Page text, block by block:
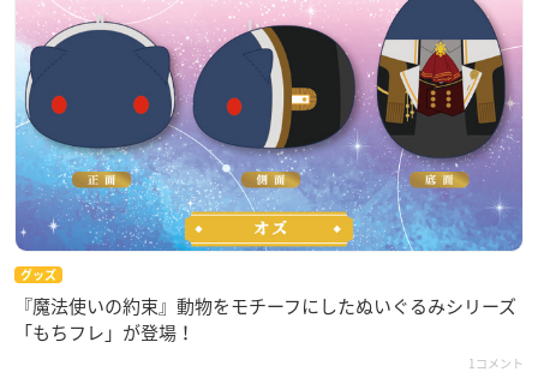
グッズ
『魔法使いの約束』動物をモチーフにしたぬいぐるみシリーズ
「もちフレ」が登場！
1コメント